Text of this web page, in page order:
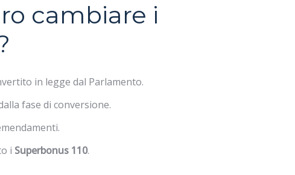
cambiare i
in legge dal Parlamento.
fase di conversione.
i Superbonus 110.